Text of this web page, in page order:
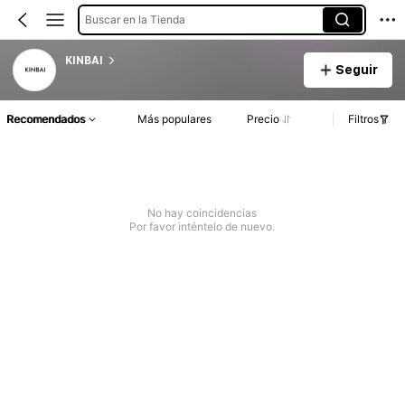
Buscar en la Tienda
KINBAI
Seguir
Recomendados Más populares Precio Filtros
No hay coincidencias
Por favor inténtelo de nuevo.